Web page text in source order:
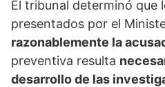
El tribunal determinó que
presentados por el
razonablemente la
preventiva resulta
desarrollo de las